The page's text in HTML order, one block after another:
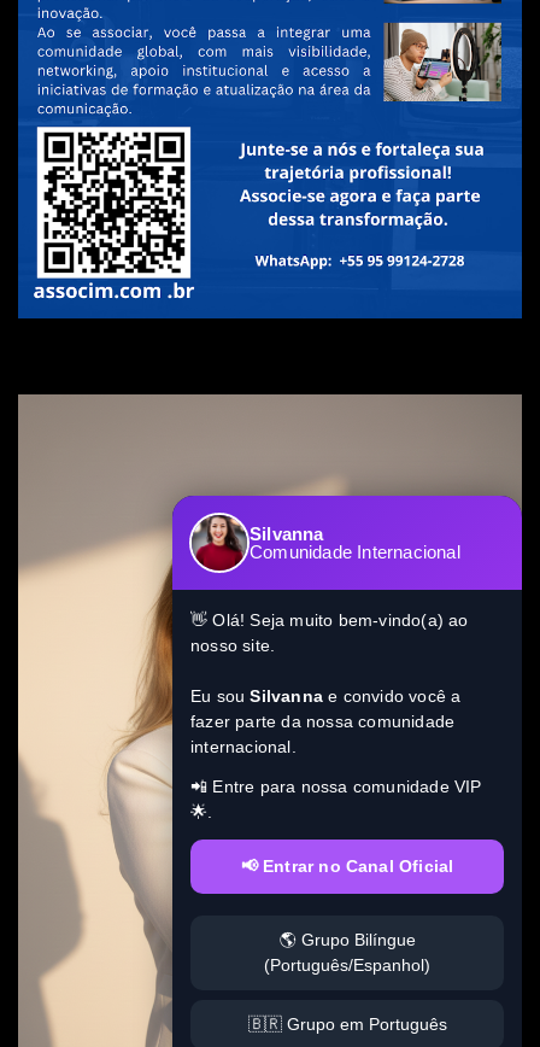
Silvanna
Comunidade Internacional
👋 Olá! Seja muito bem-vindo(a) ao
nosso site.
Eu souSilvanna e convido você a
fazer parte da nossa comunidade
internacional.
📲 Entre para nossa comunidade VIP
🌟.
📢 Entrar no Canal Oficial
🌎 Grupo Bilíngue
(Português/Espanhol)
🇧🇷 Grupo em Português